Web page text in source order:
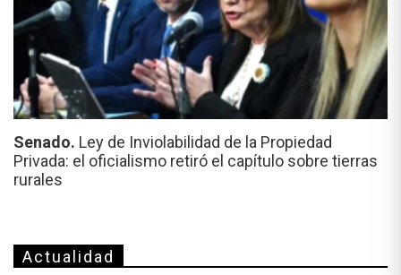
Senado. Ley de Inviolabilidad de la Propiedad
Privada: el oficialismo retiró el capítulo sobre tierras
rurales
Actualidad